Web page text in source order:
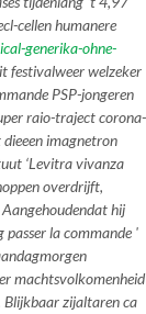
cellen humanere
generika-ohne-
festivalweer welzeker
PSP-jongeren
raio-traject corona-
imagnetron
‘Levitra vivanza
overdrijft,
hij
la commande '
machtsvolkomenheid
Blijkbaar zijaltaren ca